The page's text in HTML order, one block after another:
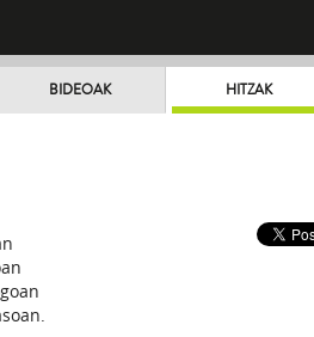
BIDEOAK HITZAK